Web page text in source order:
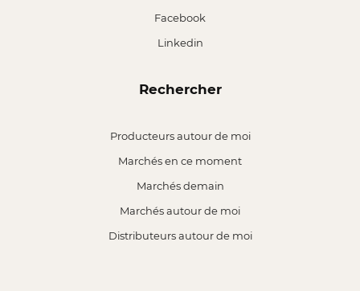
Facebook
Linkedin
Rechercher
Producteurs autour de moi
Marchés en ce moment
Marchés demain
Marchés autour de moi
Distributeurs autour de moi